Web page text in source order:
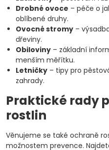
Drobné ovoce – péče o
oblíbené druhy.
Ovocné stromy –
dřeviny.
Obiloviny – základní
menším měřítku.
Letničky – tipy pro
zahrady.
Praktické rady
rostlin
Věnujeme se také ochraně
možnostem prevence.